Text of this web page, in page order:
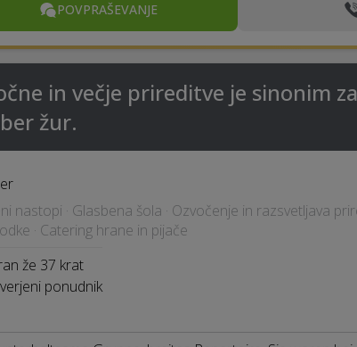
POVPRAŠEVANJE
in večje prireditve je sinonim za
žur.
nastopi · Glasbena šola · Ozvočenje in razsvetljava
· Catering hrane in pijače
že 37 krat
ponudnik